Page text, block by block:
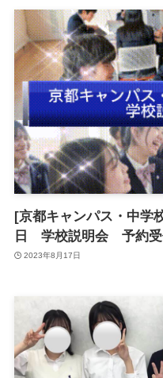
[京都キャンパス・中学
日 学校説明会 予約受
2023年8月17日